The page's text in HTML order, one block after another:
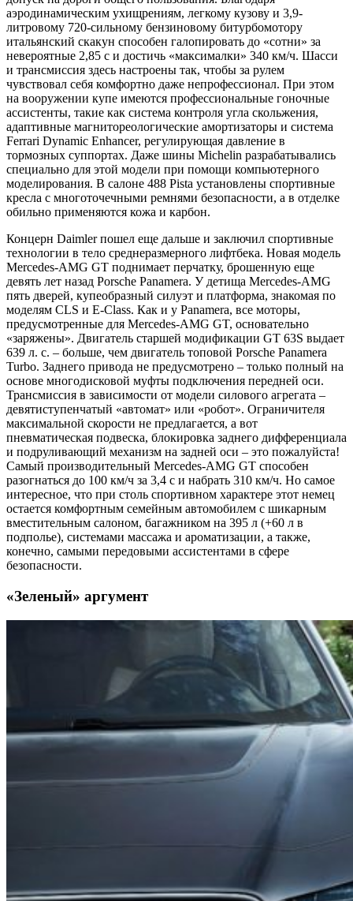
аэродинамическим ухищрениям, легкому кузову и 3,9-
литровому 720-сильному бензиновому битурбомотору
итальянский скакун способен галопировать до «сотни» за
невероятные 2,85 c и достичь «максималки» 340 км/ч. Шасси
и трансмиссия здесь настроены так, чтобы за рулем
чувствовал себя комфортно даже непрофессионал. При этом
на вооружении купе имеются профессиональные гоночные
ассистенты, такие как система контроля угла скольжения,
адаптивные магнитореологические амортизаторы и система
Ferrari Dynamic Enhancer, регулирующая давление в
тормозных суппортах. Даже шины Michelin разрабатывались
специально для этой модели при помощи компьютерного
моделирования. В салоне 488 Pista установлены спортивные
кресла с многоточечными ремнями безопасности, а в отделке
обильно применяются кожа и карбон.
Концерн Daimler пошел еще дальше и заключил спортивные
технологии в тело среднеразмерного лифтбека. Новая модель
Mercedes-AMG GT поднимает перчатку, брошенную еще
девять лет назад Porsche Panamera. У детища Mercedes-AMG
пять дверей, купеобразный силуэт и платформа, знакомая по
моделям CLS и E-Class. Как и у Panamera, все моторы,
предусмотренные для Mercedes-AMG GT, основательно
«заряжены». Двигатель старшей модификации GT 63S выдает
639 л. с. – больше, чем двигатель топовой Porsche Panamera
Turbo. Заднего привода не предусмотрено – только полный на
основе многодисковой муфты подключения передней оси.
Трансмиссия в зависимости от модели силового агрегата –
девятиступенчатый «автомат» или «робот». Ограничителя
максимальной скорости не предлагается, а вот
пневматическая подвеска, блокировка заднего дифференциала
и подруливающий механизм на задней оси – это пожалуйста!
Самый производительный Mercedes-AMG GT способен
разогнаться до 100 км/ч за 3,4 с и набрать 310 км/ч. Но самое
интересное, что при столь спортивном характере этот немец
остается комфортным семейным автомобилем с шикарным
вместительным салоном, багажником на 395 л (+60 л в
подполье), системами массажа и ароматизации, а также,
конечно, самыми передовыми ассистентами в сфере
безопасности.
«Зеленый» аргумент